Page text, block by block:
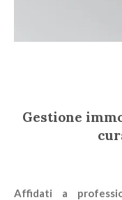
Gestione
Affidati a